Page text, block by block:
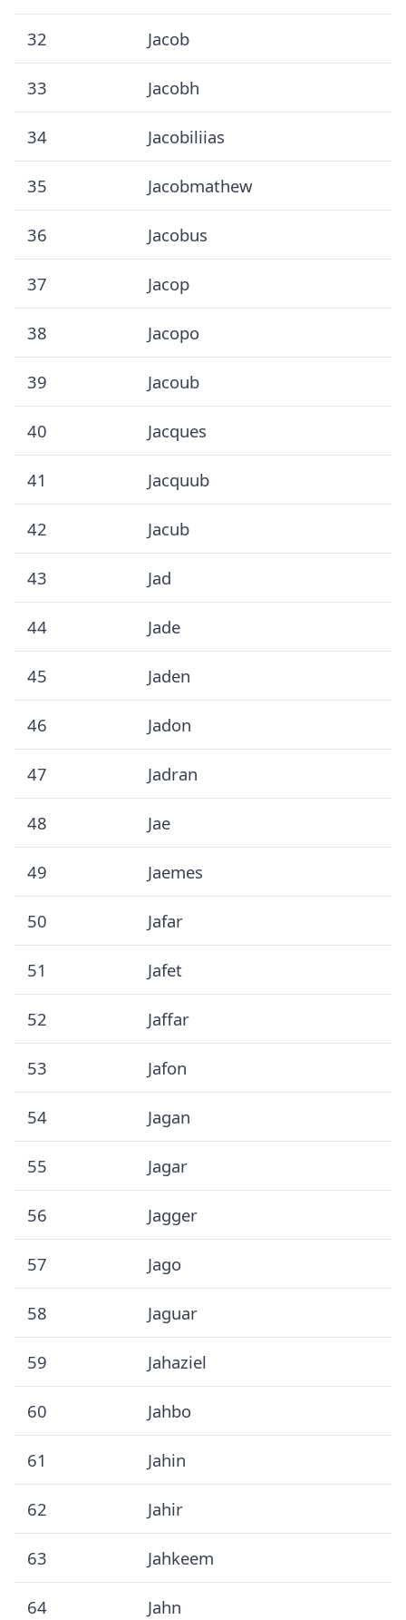
32 Jacob
33 Jacobh
34 Jacobiliias
35 Jacobmathew
36 Jacobus
37 Jacop
38 Jacopo
39 Jacoub
40 Jacques
41 Jacquub
42 Jacub
43 Jad
44 Jade
45 Jaden
46 Jadon
47 Jadran
48 Jae
49 Jaemes
50 Jafar
51 Jafet
52 Jaffar
53 Jafon
54 Jagan
55 Jagar
56 Jagger
57 Jago
58 Jaguar
59 Jahaziel
60 Jahbo
61 Jahin
62 Jahir
63 Jahkeem
64 Jahn